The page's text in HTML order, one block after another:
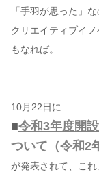
「手羽が思った」
クリエイティブイ
もなれば。
10月22日に
■令和3年度開
ついて（令和2
が発表されて、こ